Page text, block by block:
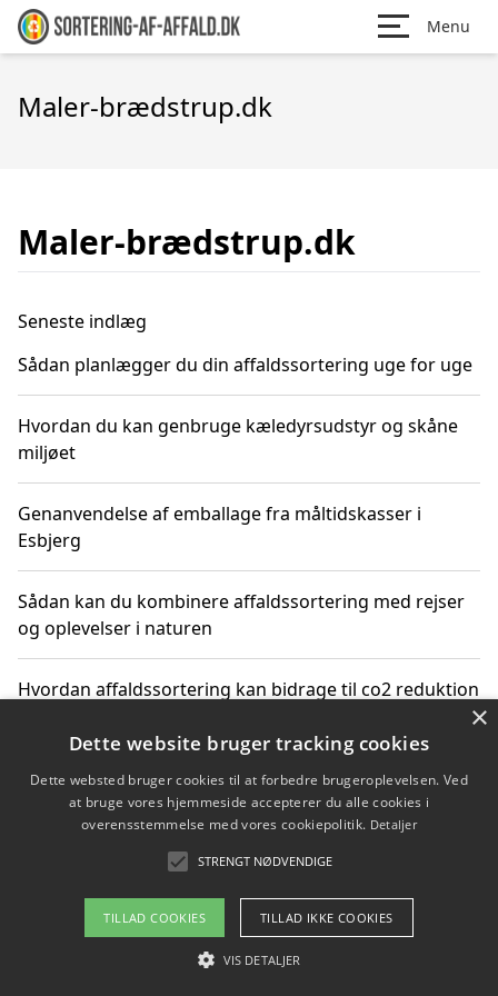
Menu
Maler-brædstrup.dk
Maler-brædstrup.dk
Seneste indlæg
Sådan planlægger du din affaldssortering uge for uge
Hvordan du kan genbruge kæledyrsudstyr og skåne
miljøet
Genanvendelse af emballage fra måltidskasser i
Esbjerg
Sådan kan du kombinere affaldssortering med rejser
og oplevelser i naturen
Hvordan affaldssortering kan bidrage til co2 reduktion
Copyright 2026 - Pilanto Aps
Om / kontakt
Blog Betingelser
×
Dette website bruger tracking cookies
Dette websted bruger cookies til at forbedre brugeroplevelsen. Ved
at bruge vores hjemmeside accepterer du alle cookies i
overensstemmelse med vores cookiepolitik. Detaljer
STRENGT NØDVENDIGE
TILLAD COOKIES TILLAD IKKE COOKIES
VIS DETALJER